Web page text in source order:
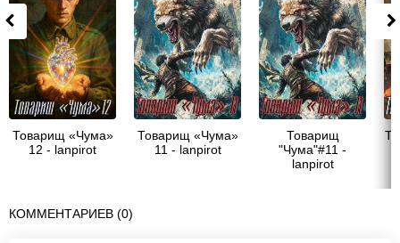
Товарищ «Чума»
12 - lanpirot
Товарищ «Чума»
11 - lanpirot
Товарищ
"Чума"#11 -
lanpirot
КОММЕНТАРИЕВ (0)